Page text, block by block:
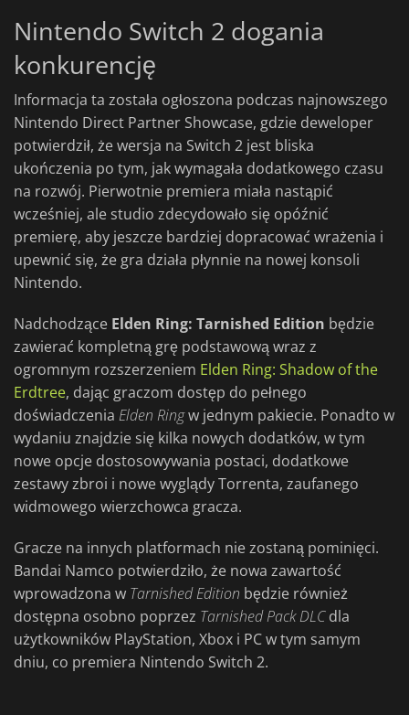
Nintendo Switch 2 dogania
konkurencję
Informacja ta została ogłoszona podczas najnowszego
Nintendo Direct Partner Showcase, gdzie deweloper
potwierdził, że wersja na Switch 2 jest bliska
ukończenia po tym, jak wymagała dodatkowego czasu
na rozwój. Pierwotnie premiera miała nastąpić
wcześniej, ale studio zdecydowało się opóźnić
premierę, aby jeszcze bardziej dopracować wrażenia i
upewnić się, że gra działa płynnie na nowej konsoli
Nintendo.
Nadchodzące Elden Ring: Tarnished Edition będzie
zawierać kompletną grę podstawową wraz z
ogromnym rozszerzeniem Elden Ring: Shadow of the
Erdtree, dając graczom dostęp do pełnego
doświadczenia Elden Ringw jednym pakiecie. Ponadto w
wydaniu znajdzie się kilka nowych dodatków, w tym
nowe opcje dostosowywania postaci, dodatkowe
zestawy zbroi i nowe wyglądy Torrenta, zaufanego
widmowego wierzchowca gracza.
Gracze na innych platformach nie zostaną pominięci.
Bandai Namco potwierdziło, że nowa zawartość
wprowadzona w TarnishedEdition będzie również
dostępna osobno poprzez Tarnished Pack DLCdla
użytkowników PlayStation, Xbox i PC w tym samym
dniu, co premiera Nintendo Switch 2.